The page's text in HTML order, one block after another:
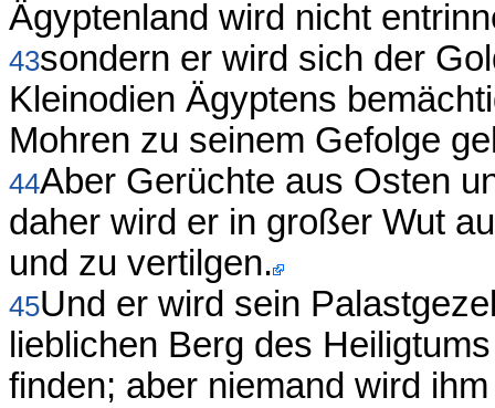
Ägyptenland wird nicht
43sondern er wird sich der
Kleinodien Ägyptens
Mohren zu seinem Gefolge
44Aber Gerüchte aus Osten
daher wird er in großer Wut
und zu vertilgen.
45Und er wird sein
lieblichen Berg des
finden; aber niemand wird